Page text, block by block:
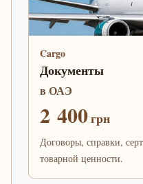
Cargo
Документы
в ОАЭ
2 400грн
Договоры, справки,
товарной ценности.